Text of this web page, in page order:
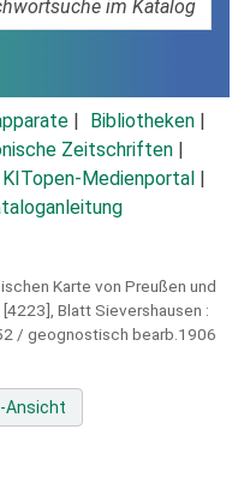
Bibliotheken
Zeitschriften
KITopen-Medienportal
Karte von Preußen und
Blatt Sievershausen :
/ geognostisch bearb.1906
Ansicht